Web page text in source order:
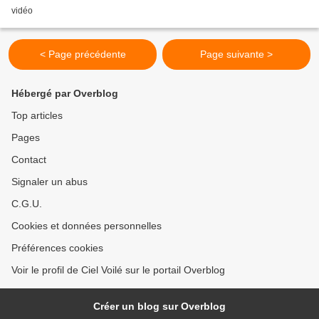
vidéo
< Page précédente Page suivante >
Hébergé par Overblog
Top articles
Pages
Contact
Signaler un abus
C.G.U.
Cookies et données personnelles
Préférences cookies
Voir le profil de Ciel Voilé sur le portail Overblog
Créer un blog sur Overblog